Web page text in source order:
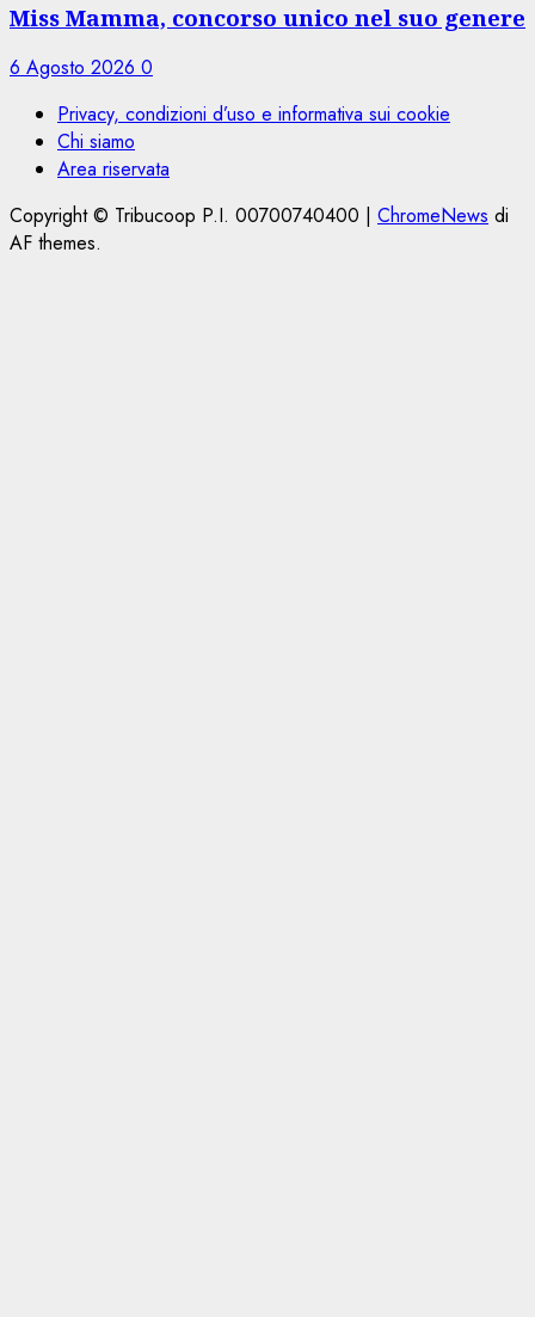
Miss Mamma, concorso unico nel suo genere
6 Agosto 2026 0
Privacy, condizioni d’uso e informativa sui cookie
Chi siamo
Area riservata
Copyright © Tribucoop P.I. 00700740400 | ChromeNews di
AF themes.